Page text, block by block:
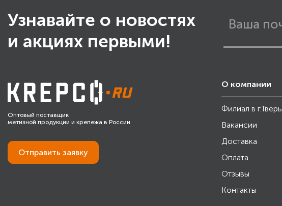
Узнавайте о новостях
и акциях первыми!
Оптовый поставщик
метизной продукции и крепежа в России
Отправить заявку
О компании
Филиал в г.Тверь
Вакансии
Доставка
Оплата
Отзывы
Контакты